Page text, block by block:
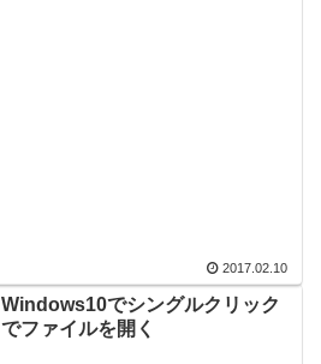
2017.02.10
Windows10でシングルクリック
でファイルを開く